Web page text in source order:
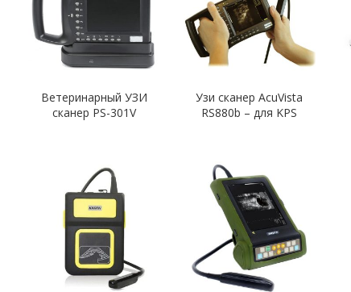
Ветеринарный УЗИ
сканер PS-301V
Узи сканер AcuVista
RS880b – для KPS